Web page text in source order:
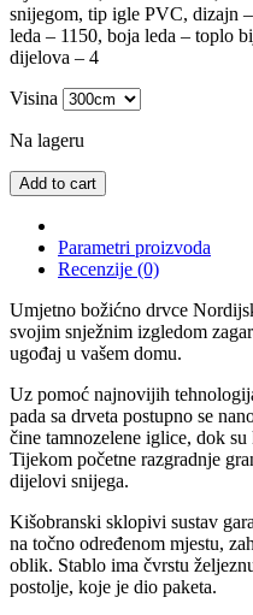
snijegom, tip igle PVC, dizajn
leda – 1150, boja leda – toplo
dijelova – 4
Visina
Na lageru
Add to cart
Parametri proizvoda
Recenzije (0)
Umjetno božićno drvce
svojim snježnim izgledom
ugođaj u vašem domu.
Uz pomoć najnovijih
pada sa drveta postupno se
čine tamnozelene iglice, dok
Tijekom početne razgradnje
dijelovi snijega.
Kišobranski sklopivi sustav
na točno određenom mjestu,
oblik. Stablo ima čvrstu
postolje, koje je dio paketa.